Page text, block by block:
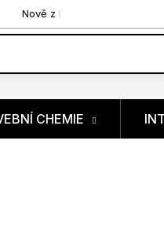
Nově z blogu
CHEMIE